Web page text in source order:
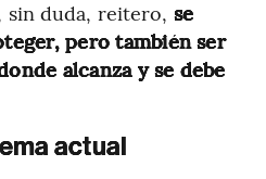
duda, reitero, se
pero también ser
alcanza y se debe
actual